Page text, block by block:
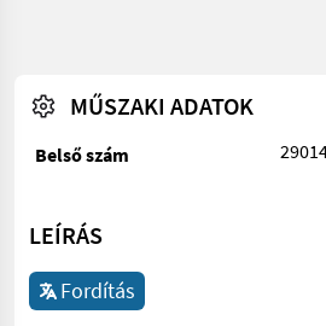
MŰSZAKI ADATOK
Belső szám
LEÍRÁS
Fordítás